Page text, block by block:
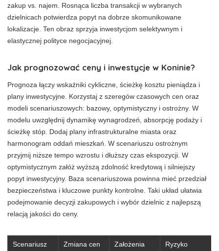
zakup vs. najem. Rosnąca liczba transakcji w wybranych
dzielnicach potwierdza popyt na dobrze skomunikowane
lokalizacje. Ten obraz sprzyja inwestycjom selektywnym i
elastycznej polityce negocjacyjnej.
Jak prognozować ceny i inwestycje w Koninie?
Prognoza łączy wskaźniki cykliczne, ścieżkę kosztu pieniądza i
plany inwestycyjne. Korzystaj z szeregów czasowych cen oraz
modeli scenariuszowych: bazowy, optymistyczny i ostrożny. W
modelu uwzględnij dynamikę wynagrodzeń, absorpcję podaży i
ścieżkę stóp. Dodaj plany infrastrukturalne miasta oraz
harmonogram oddań mieszkań. W scenariuszu ostrożnym
przyjmij niższe tempo wzrostu i dłuższy czas ekspozycji. W
optymistycznym załóż wyższą zdolność kredytową i silniejszy
popyt inwestycyjny. Baza scenariuszowa powinna mieć przedział
bezpieczeństwa i kluczowe punkty kontrolne. Taki układ ułatwia
podejmowanie decyzji zakupowych i wybór dzielnic z najlepszą
relacją jakości do ceny.
Scenariusz
Zmiana cen
Założenia
Ryzyko